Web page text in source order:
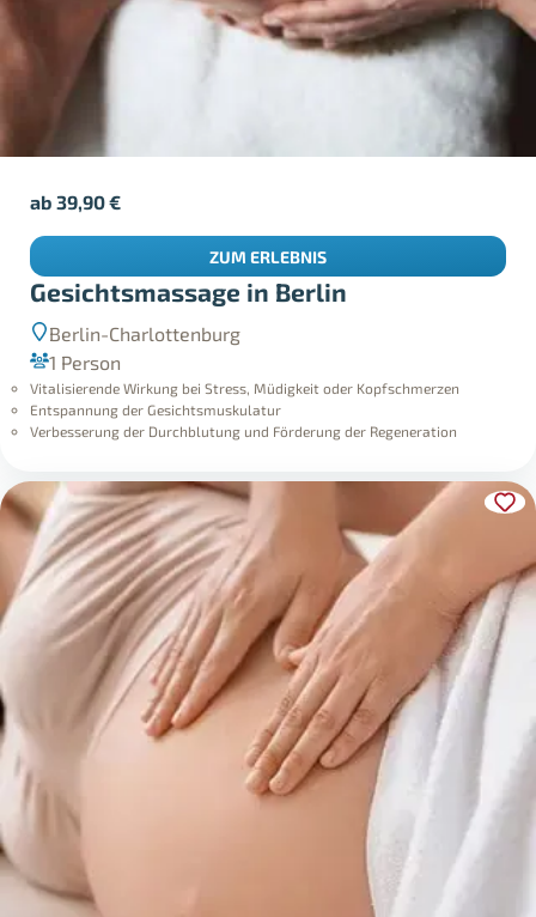
Gesichtsmassage in Berlin
Berlin-Charlottenburg
1 Person
Vitalisierende Wirkung bei Stress, Müdigkeit oder Kopfschmerzen
Entspannung der Gesichtsmuskulatur
Verbesserung der Durchblutung und Förderung der Regeneration
ab39,90€
ZUM ERLEBNIS